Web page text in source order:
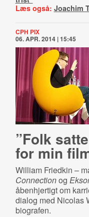
Læs også: Joachim
CPH PIX
06. APR. 2014 | 15:45
”Folk
for min
William Friedkin –
Connectionog
åbenhjertigt om
dialog med Nicolas
biografen.